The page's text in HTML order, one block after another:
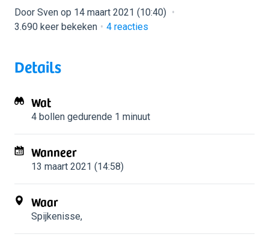
Door Sven op 14 maart 2021 (10:40)
3.690 keer bekeken
4 reacties
Details
Wat
4 bollen gedurende 1 minuut
Wanneer
13 maart 2021 (14:58)
Waar
Spijkenisse,